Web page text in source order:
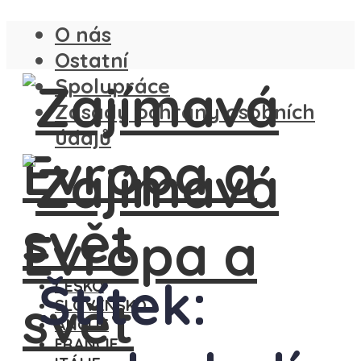
O nás
Ostatní
Spolupráce
Zásady ochrany osobních
údajů
ČESKO
SLOVENSKO
ANGLIE
FRANCIE
Štítek: